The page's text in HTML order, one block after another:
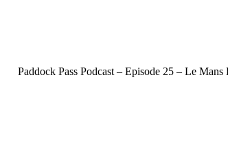
Paddock Pass Podcast – Episode 25 – Le